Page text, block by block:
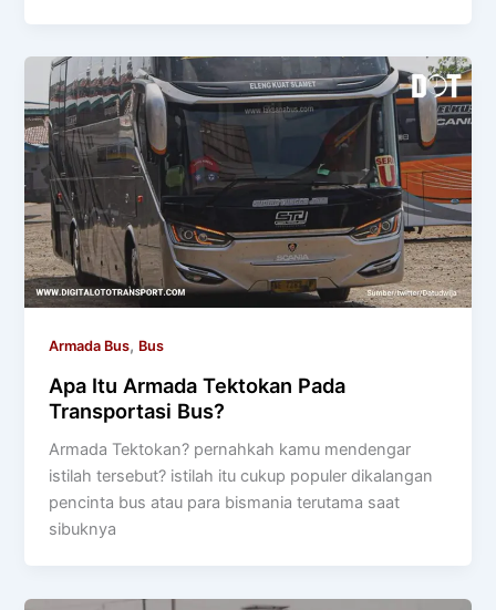
Armada Bus, Bus
Apa Itu Armada Tektokan Pada
Transportasi Bus?
Armada Tektokan? pernahkah kamu mendengar
istilah tersebut? istilah itu cukup populer dikalangan
pencinta bus atau para bismania terutama saat
sibuknya